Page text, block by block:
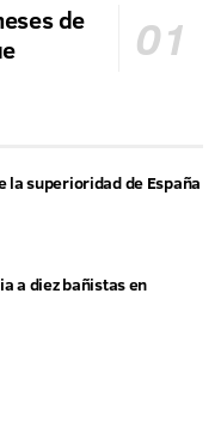
de
la superioridad de España
a diez bañistas en